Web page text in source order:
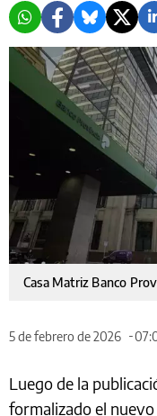
Casa Matriz Banco
5 de febrero de 2026
Luego de la
formalizado el